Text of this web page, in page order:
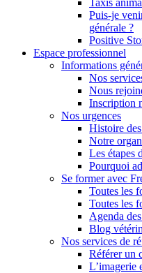
Taxis
Puis-je
générale ?
Positive
Espace professionnel
Informations
Nos
Nous
Inscription
Nos urgences
Histoire
Notre
Les étapes
Pourquoi
Se former avec
Toutes les
Toutes les
Agenda
Blog
Nos services de
Référer un
L’imagerie